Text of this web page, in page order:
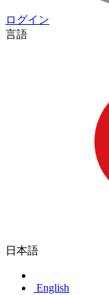
ログイン
言語
日本語
English